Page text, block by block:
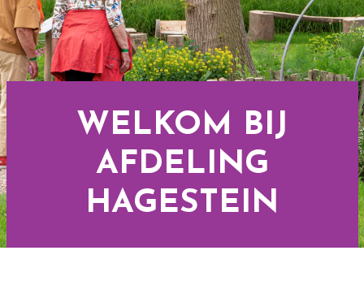
WELKOM BIJ
AFDELING
HAGESTEIN